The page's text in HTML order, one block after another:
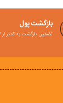
بازگشت پول
تضمین بازگشت به کمتر از ۷ روز